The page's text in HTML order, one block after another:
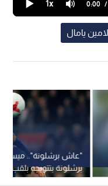
1x 0:00 /
لامين يامال
"عاش برشلونة".. ميسي
برشلونة بتتويجه بلقب
الإسباني